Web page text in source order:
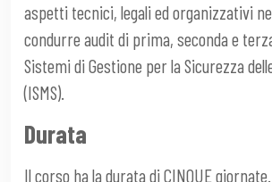
aspetti tecnici, legali ed organizzativi
condurre audit di prima, seconda e
Sistemi di Gestione per la Sicurezza
(ISMS).
Durata
Il corso ha la durata di CINQUE giornate.